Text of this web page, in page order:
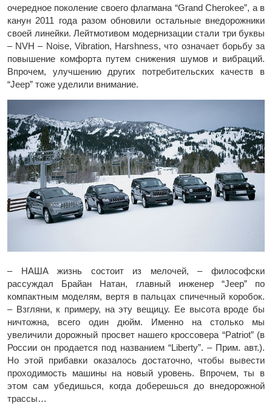
очередное поколение своего флагмана “Grand Cherokee”, а в
канун 2011 года разом обновили остальные внедорожники
своей линейки. Лейтмотивом модернизации стали три буквы
– NVH – Noise, Vibration, Harshness, что означает борьбу за
повышение комфорта путем снижения шумов и вибраций.
Впрочем, улучшению других потребительских качеств в
“Jeep” тоже уделили внимание.
– НАША жизнь состоит из мелочей, – философски
рассуждал Брайан Натан, главный инженер “Jeep” по
компактным моделям, вертя в пальцах спичечный коробок.
– Взгляни, к примеру, на эту вещицу. Ее высота вроде бы
ничтожна, всего один дюйм. Именно на столько мы
увеличили дорожный просвет нашего кроссовера “Patriot” (в
России он продается под названием “Liberty”. – Прим. авт.).
Но этой прибавки оказалось достаточно, чтобы вывести
проходимость машины на новый уровень. Впрочем, ты в
этом сам убедишься, когда доберешься до внедорожной
трассы…